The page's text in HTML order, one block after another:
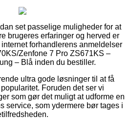
set passelige muligheder for at
brugeres erfaringer og herved er
forhandlerens anmeldelser
Zenfone 7 Pro ZS671KS –
– Blå inden du bestiller.
ultra gode løsninger til at få
Foruden det ser vi
som gør det muligt at udforme en
service, som ydermere bør tages i